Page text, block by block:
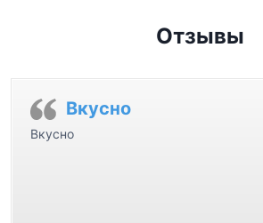
и
Отзывы
Вкусно
Вкусно